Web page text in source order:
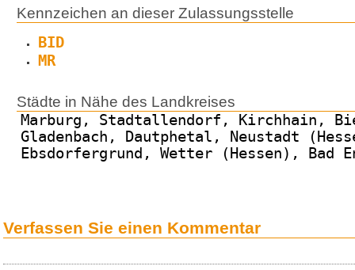
Kennzeichen an dieser Zulassungsstelle
BID
MR
Städte in Nähe des Landkreises
Marburg, Stadtallendorf, Kirchhain,
Gladenbach, Dautphetal, Neustadt
Ebsdorfergrund, Wetter (Hessen), Bad
Verfassen Sie einen Kommentar